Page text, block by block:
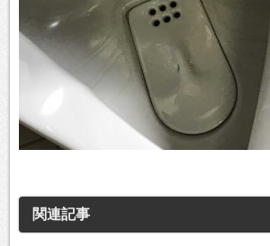
関連記事